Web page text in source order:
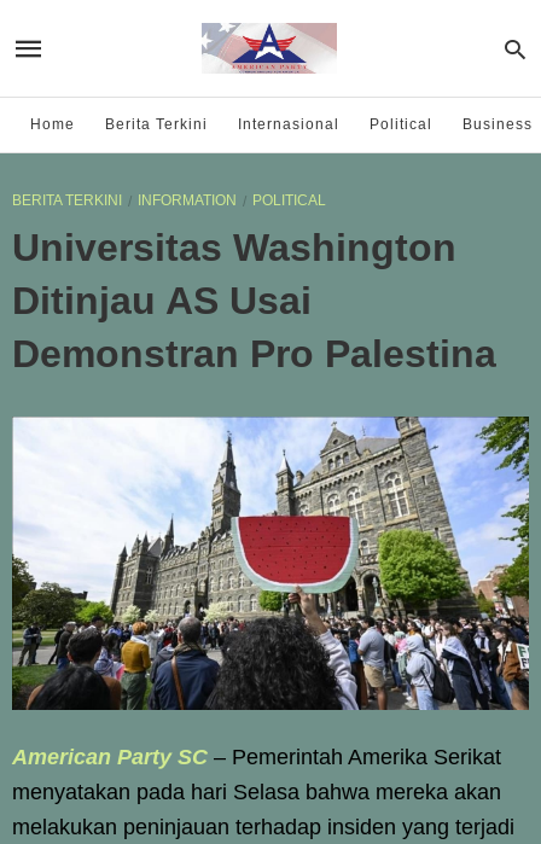
Home Berita Terkini Internasional Political Business
BERITA TERKINI INFORMATION POLITICAL
Universitas Washington
Ditinjau AS Usai
Demonstran Pro Palestina
American Party SC – Pemerintah Amerika Serikat
menyatakan pada hari Selasa bahwa mereka akan
melakukan peninjauan terhadap insiden yang terjadi